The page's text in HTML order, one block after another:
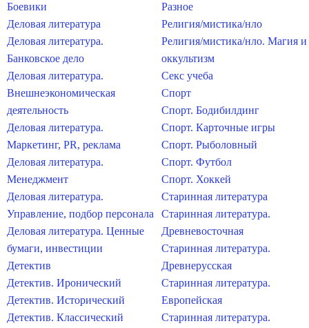
Боевики
Деловая литература
Деловая литература.
Банковское дело
Деловая литература.
Внешнеэкономическая
деятельность
Деловая литература.
Маркетинг, PR, реклама
Деловая литература.
Менеджмент
Деловая литература.
Управление, подбор персонала
Деловая литература. Ценные
бумаги, инвестиции
Детектив
Детектив. Иронический
Детектив. Исторический
Детектив. Классический
Разное
Религия/мистика/нло
Религия/мистика/нло. Магия и
оккультизм
Секс учеба
Спорт
Спорт. Бодибилдинг
Спорт. Карточные игры
Спорт. Рыболовный
Спорт. Футбол
Спорт. Хоккей
Старинная литература
Старинная литература.
Древневосточная
Старинная литература.
Древнерусская
Старинная литература.
Европейская
Старинная литература.